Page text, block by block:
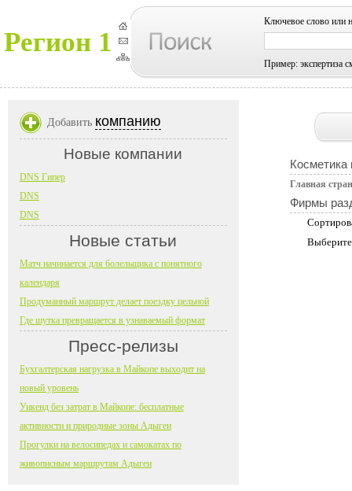
Регион 1
Ключевое слово или
Пример: экспертиза
Главная
Фирмы
Добавить компанию
Новые компании
DNS Гипер
DNS
DNS
Новые статьи
Матч начинается для болельщика с понятного
календаря
Продуманный маршрут делает поездку цельной
Где шутка превращается в узнаваемый формат
Пресс-релизы
Бухгалтерская нагрузка в Майкопе выходит на
новый уровень
Уикенд без затрат в Майкопе: бесплатные
активности и природные зоны Адыгеи
Прогулки на велосипедах и самокатах по
живописным маршрутам Адыгеи